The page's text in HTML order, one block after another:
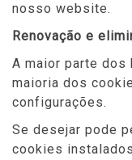
nosso website.
Renovação e
A maior parte
maioria dos
configurações.
Se desejar pode
cookies